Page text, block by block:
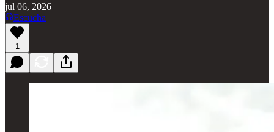
jul 06, 2026
Escucha
1